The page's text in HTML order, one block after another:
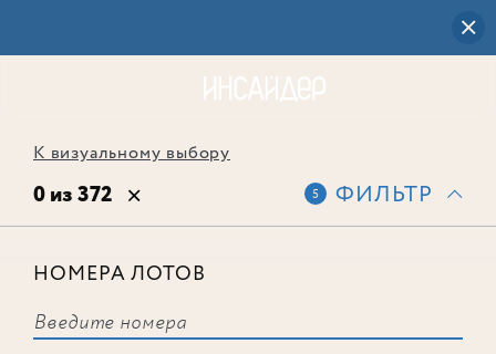
К визуальному выбору
0 из 372 5 ФИЛЬТР
НОМЕРА ЛОТОВ
соответствует ни одного лота